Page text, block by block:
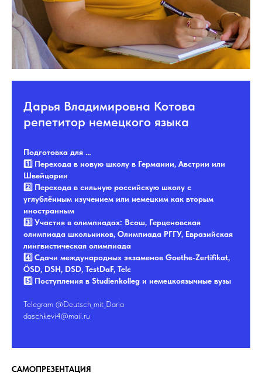
Дарья Владимировна Котова
репетитор немецкого языка
Подготовка для …
1️⃣ Перехода в новую школу в Германии, Австрии или
Швейцарии
2️⃣ Перехода в сильную российскую школу с
углублённым изучением или немецким как вторым
иностранным
3️⃣ Участия в олимпиадах: Всош, Герценовская
олимпиада школьников, Олимпиада РГГУ, Евразийская
лингвистическая олимпиада
4️⃣ Сдачи международных экзаменов Goethe-Zertifikat,
ÖSD, DSH, DSD, TestDaF, Telc
5️⃣ Поступления в Studienkolleg и немецкоязычные вузы
Telegram @Deutsch_mit_Daria
daschkevi4@mail.ru
САМОПРЕЗЕНТАЦИЯ